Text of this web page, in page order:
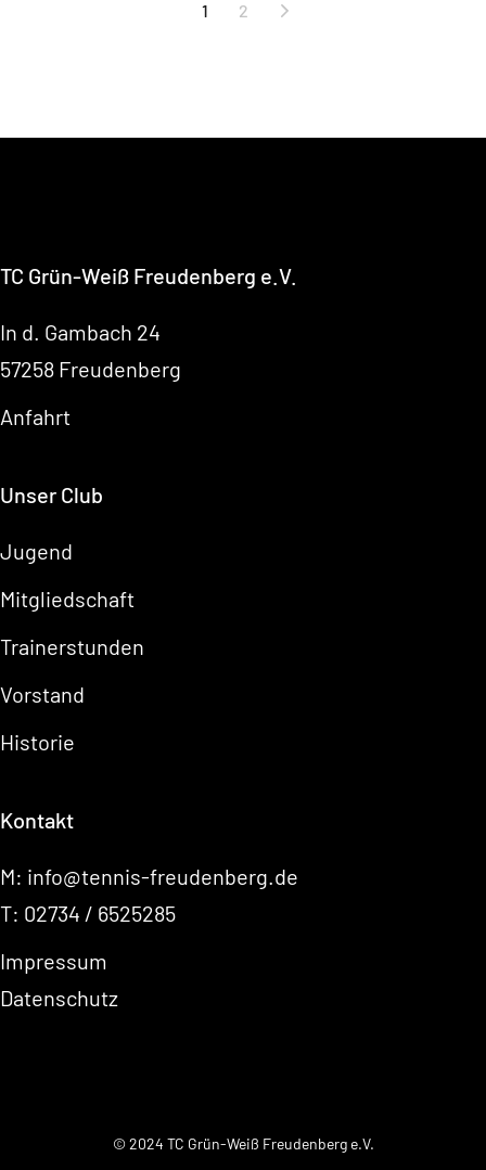
1 2
TC Grün-Weiß Freudenberg e.V.
In d. Gambach 24
57258 Freudenberg
Anfahrt
Unser Club
Jugend
Mitgliedschaft
Trainerstunden
Vorstand
Historie
Kontakt
M: info@tennis-freudenberg.de
T: 02734 / 6525285
Impressum
Datenschutz
© 2024 TC Grün-Weiß Freudenberg e.V.